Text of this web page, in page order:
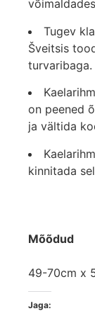
Tugev
Šveitsis
turvaribaga.
on peened
ja vältida
kinnitada
Mõõdud
49-70cm x
Jaga: